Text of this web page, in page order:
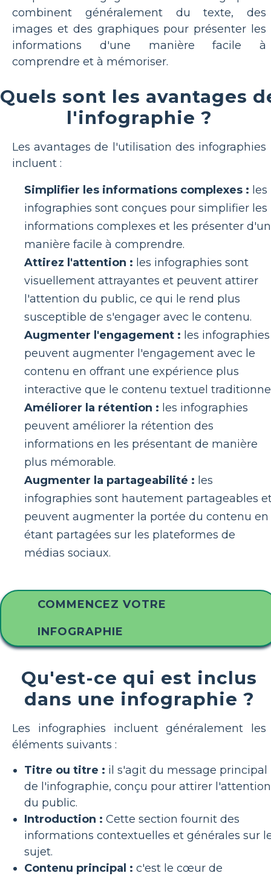
combinent généralement du texte, des
images et des graphiques pour présenter les
informations d'une manière facile à
comprendre et à mémoriser.
Quels sont les avantages
l'infographie ?
Les avantages de l'utilisation des infographies
incluent :
Simplifier les informations complexes : les
infographies sont conçues pour simplifier les
informations complexes et les présenter
manière facile à comprendre.
Attirez l'attention : les infographies sont
visuellement attrayantes et peuvent attirer
l'attention du public, ce qui le rend plus
susceptible de s'engager avec le contenu.
Augmenter l'engagement : les infographies
peuvent augmenter l'engagement avec le
contenu en offrant une expérience plus
interactive que le contenu textuel
Améliorer la rétention : les infographies
peuvent améliorer la rétention des
informations en les présentant de manière
plus mémorable.
Augmenter la partageabilité : les
infographies sont hautement partageables
peuvent augmenter la portée du contenu en
étant partagées sur les plateformes de
médias sociaux.
COMMENCEZ VOTRE
INFOGRAPHIE
Qu'est-ce qui est inclus
dans une infographie ?
Les infographies incluent généralement les
éléments suivants :
Titre ou titre : il s'agit du message principal
de l'infographie, conçu pour attirer l'attention
du public.
Introduction : Cette section fournit des
informations contextuelles et générales sur
sujet.
Contenu principal : c'est le cœur de